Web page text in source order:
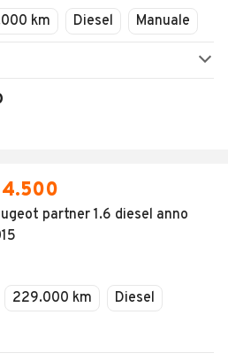
km Diesel Manuale
partner 1.6 diesel anno
229.000 km
Diesel